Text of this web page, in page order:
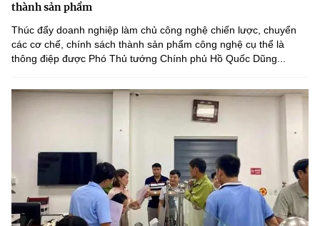
thành sản phẩm
Thúc đẩy doanh nghiệp làm chủ công nghệ chiến lược, chuyển
các cơ chế, chính sách thành sản phẩm công nghệ cụ thể là
thông điệp được Phó Thủ tướng Chính phủ Hồ Quốc Dũng...